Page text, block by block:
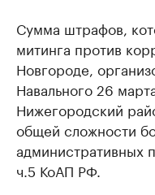
Сумма штрафов,
митинга против
Новгороде,
Навального 26
Нижегородский
общей сложности
административных
ч.5 КоАП РФ.